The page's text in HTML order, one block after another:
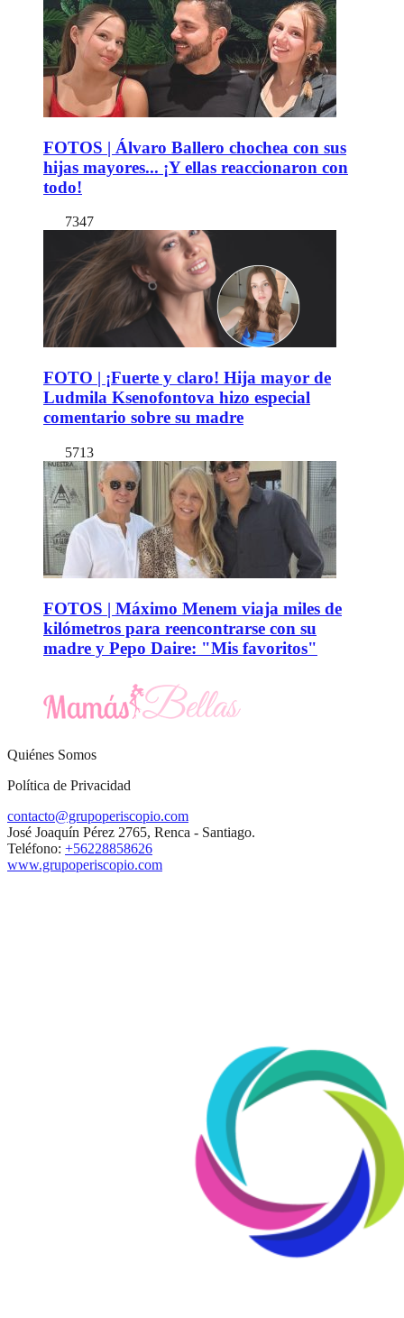
FOTOS | Álvaro Ballero chochea con sus
hijas mayores... ¡Y ellas reaccionaron con
todo!
7347
FOTO | ¡Fuerte y claro! Hija mayor de
Ludmila Ksenofontova hizo especial
comentario sobre su madre
5713
FOTOS | Máximo Menem viaja miles de
kilómetros para reencontrarse con su
madre y Pepo Daire: "Mis favoritos"
Quiénes Somos
Política de Privacidad
contacto@grupoperiscopio.com
José Joaquín Pérez 2765, Renca - Santiago.
Teléfono: +56228858626
www.grupoperiscopio.com